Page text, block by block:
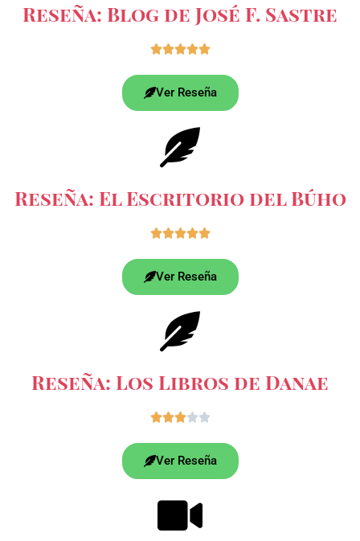
Reseña: Blog de José F. Sastre

Ver Reseña
Reseña: El Escritorio del Búho

Ver Reseña
Reseña: Los Libros de Danae

Ver Reseña